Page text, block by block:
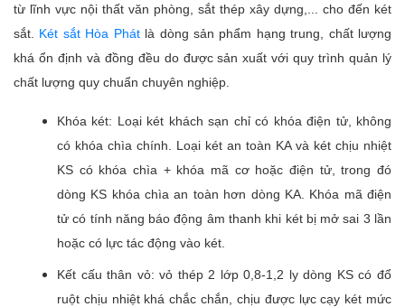
từ lĩnh vực nội thất văn phòng, sắt thép xây dựng,... cho đến két
sắt. Két sắt Hòa Phátlà dòng sản phẩm hạng trung, chất lượng
khá ổn định và đồng đều do được sản xuất với quy trình quản lý
chất lượng quy chuẩn chuyên nghiệp.
Khóa két: Loại két khách sạn chỉ có khóa điện tử, không
có khóa chìa chính. Loại két an toàn KA và két chịu nhiệt
KS có khóa chìa + khóa mã cơ hoặc điện tử, trong đó
dòng KS khóa chìa an toàn hơn dòng KA. Khóa mã điện
tử có tính năng báo động âm thanh khi két bị mở sai 3 lần
hoặc có lực tác động vào két.
Kết cấu thân vỏ: vỏ thép 2 lớp 0,8-1,2 ly dòng KS có đổ
ruột chịu nhiệt khá chắc chắn, chịu được lực cạy két mức